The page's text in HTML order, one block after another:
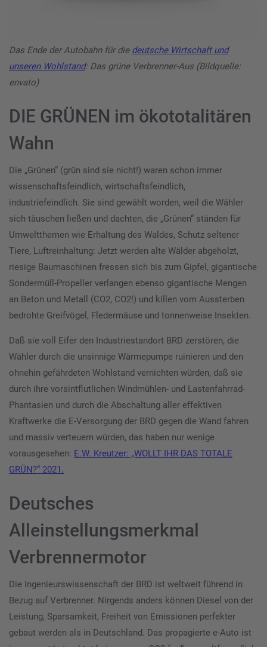
Das Ende der Autobahn für die deutsche Wirtschaft und
unseren Wohlstand: Das grüne Verbrenner-Aus (Bildquelle:
envato)
DIE GRÜNEN im ökototalitären
Wahn
Die „Grünen“ (grün sind sie nicht!) waren schon immer
wissenschaftsfeindlich, wirtschaftsfeindlich,
industriefeindlich. Sie sind gewählt worden, weil die Wähler
sich täuschen ließen und dachten, die „Grünen“ ständen für
Umweltthemen wie Erhaltung des Waldes, Schutz seltener
Tiere, Luftreinhaltung: Jetzt werden alte Wälder abgeholzt,
riesige Baumaschinen fressen sich bis zum Gipfel, gigantische
Sondermüll-Propeller verlangen ebenso gigantische Mengen
an Beton und Metall (CO2, CO2!) und killen vom Aussterben
bedrohte Greifvögel, Fledermäuse und tonnenweise Insekten.
Daß sie voll Eifer den Industriestandort BRD zerstören, die
Wähler durch die unsinnige Wärmepumpe ruinieren und den
ohnehin gefährdeten Wohlstand vernichten würden, daß sie
durch ihre vorsintflutlichen Windmühlen- und Lastenfahrrad-
Phantasien und durch die Abschaltung aller effektiven
Kraftwerke die E-Versorgung der BRD gegen die Wand fahren
und massiv verteuern würden, das haben nur wenige
vorausgesehen: E.W. Kreutzer: „WOLLT IHR DAS TOTALE
GRÜN?“ 2021.
Deutsches
Alleinstellungsmerkmal
Verbrennermotor
Die Ingenieurswissenschaft der BRD ist weltweit führend in
Bezug auf Verbrenner. Nirgends anders können Diesel von der
Leistung, Sparsamkeit, Freiheit von Emissionen perfekter
gebaut werden als in Deutschland. Das propagierte e-Auto ist